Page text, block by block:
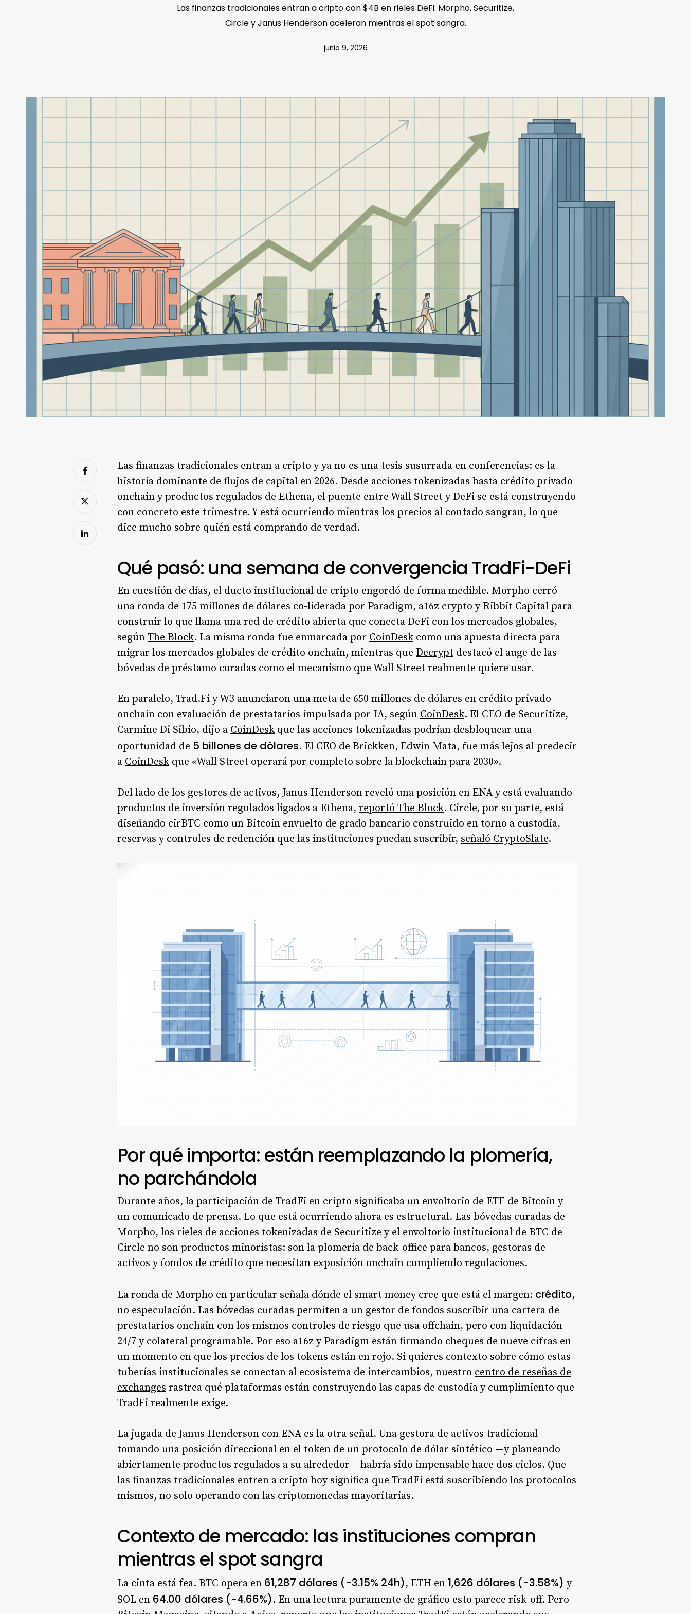
Las finanzas tradicionales entran a cripto con $4B en rieles DeFi: Morpho, Securitize,
Circle y Janus Henderson aceleran mientras el spot sangra.
junio 9, 2026
Las finanzas tradicionales entran a cripto y ya no es una tesis susurrada en conferencias: es la
historia dominante de flujos de capital en 2026. Desde acciones tokenizadas hasta crédito privado
onchain y productos regulados de Ethena, el puente entre Wall Street y DeFi se está construyendo
con concreto este trimestre. Y está ocurriendo mientras los precios al contado sangran, lo que
dice mucho sobre quién está comprando de verdad.
Qué pasó: una semana de convergencia TradFi-DeFi
En cuestión de días, el ducto institucional de cripto engordó de forma medible. Morpho cerró
una ronda de 175 millones de dólares co-liderada por Paradigm, a16z crypto y Ribbit Capital para
construir lo que llama una red de crédito abierta que conecta DeFi con los mercados globales,
según The Block. La misma ronda fue enmarcada por CoinDesk como una apuesta directa para
migrar los mercados globales de crédito onchain, mientras que Decrypt destacó el auge de las
bóvedas de préstamo curadas como el mecanismo que Wall Street realmente quiere usar.
En paralelo, Trad.Fi y W3 anunciaron una meta de 650 millones de dólares en crédito privado
onchain con evaluación de prestatarios impulsada por IA, según CoinDesk. El CEO de Securitize,
Carmine Di Sibio, dijo a CoinDesk que las acciones tokenizadas podrían desbloquear una
oportunidad de 5 billones de dólares. El CEO de Brickken, Edwin Mata, fue más lejos al predecir
a CoinDesk que «Wall Street operará por completo sobre la blockchain para 2030».
Del lado de los gestores de activos, Janus Henderson reveló una posición en ENA y está evaluando
productos de inversión regulados ligados a Ethena, reportó The Block. Circle, por su parte, está
diseñando cirBTC como un Bitcoin envuelto de grado bancario construido en torno a custodia,
reservas y controles de redención que las instituciones puedan suscribir, señaló CryptoSlate.
Por qué importa: están reemplazando la plomería,
no parchándola
Durante años, la participación de TradFi en cripto significaba un envoltorio de ETF de Bitcoin y
un comunicado de prensa. Lo que está ocurriendo ahora es estructural. Las bóvedas curadas de
Morpho, los rieles de acciones tokenizadas de Securitize y el envoltorio institucional de BTC de
Circle no son productos minoristas: son la plomería de back-office para bancos, gestoras de
activos y fondos de crédito que necesitan exposición onchain cumpliendo regulaciones.
La ronda de Morpho en particular señala dónde el smart money cree que está el margen: crédito,
no especulación. Las bóvedas curadas permiten a un gestor de fondos suscribir una cartera de
prestatarios onchain con los mismos controles de riesgo que usa offchain, pero con liquidación
24/7 y colateral programable. Por eso a16z y Paradigm están firmando cheques de nueve cifras en
un momento en que los precios de los tokens están en rojo. Si quieres contexto sobre cómo estas
tuberías institucionales se conectan al ecosistema de intercambios, nuestro centro de reseñas de
exchanges rastrea qué plataformas están construyendo las capas de custodia y cumplimiento que
TradFi realmente exige.
La jugada de Janus Henderson con ENA es la otra señal. Una gestora de activos tradicional
tomando una posición direccional en el token de un protocolo de dólar sintético —y planeando
abiertamente productos regulados a su alrededor— habría sido impensable hace dos ciclos. Que
las finanzas tradicionales entren a cripto hoy significa que TradFi está suscribiendo los protocolos
mismos, no solo operando con las criptomonedas mayoritarias.
Contexto de mercado: las instituciones compran
mientras el spot sangra
La cinta está fea. BTC opera en 61,287 dólares (-3.15% 24h), ETH en 1,626 dólares (-3.58%) y
SOL en 64.00 dólares (-4.66%). En una lectura puramente de gráfico esto parece risk-off. Pero